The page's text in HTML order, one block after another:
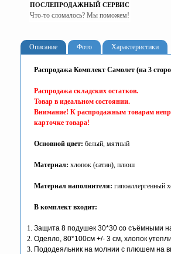
ПОСЛЕПРОДАЖНЫЙ СЕРВИС
Что-то сломалось? Мы поможем!
Описание Фото Характеристики
Распродажа Комплект Самолет (на 3
Распродажа складских остатков.
Товар в идеальном состоянии.
Внимание! К распродажным товарам
карточке товара!
Основной цвет: белый, мятный
Материал: хлопок (сатин), плюш
Материал наполнителя: гипоаллергенный
В комплект входит:
Защита 8 подушек 30*30 со съёмными
Одеяло, 80*100см +/- 3 см, хлопок
Пододеяльник на молнии с плюшем на